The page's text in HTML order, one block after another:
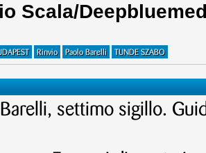
Scala/
Rinvio Paolo Barelli TUNDE SZABO
Barelli, settimo sigillo.